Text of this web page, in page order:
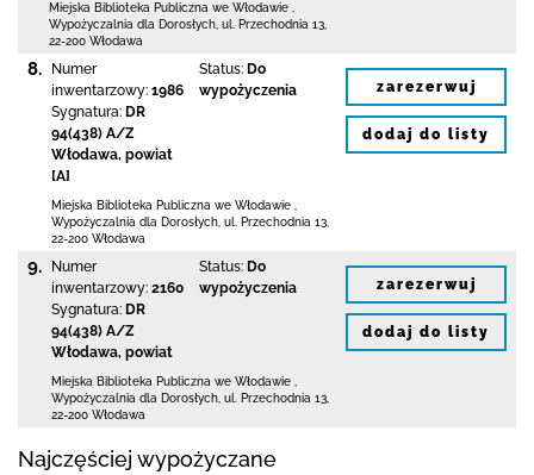
Miejska Biblioteka Publiczna we Włodawie
Wypożyczalnia dla Dorosłych, ul. Przechodnia 13
22-200 Włodawa
8.
Numer
inwentarzowy: 1986
Sygnatura: DR
94(438) A/Z
Włodawa, powiat
[A]
Status: Do
wypożyczenia
Miejska Biblioteka Publiczna we Włodawie
Wypożyczalnia dla Dorosłych, ul. Przechodnia 13
22-200 Włodawa
zarezerwuj
dodaj do listy
9.
Numer
inwentarzowy: 2160
Sygnatura: DR
94(438) A/Z
Włodawa, powiat
Status: Do
wypożyczenia
Miejska Biblioteka Publiczna we Włodawie
Wypożyczalnia dla Dorosłych, ul. Przechodnia 13
22-200 Włodawa
zarezerwuj
dodaj do listy
Najczęściej wypożyczane